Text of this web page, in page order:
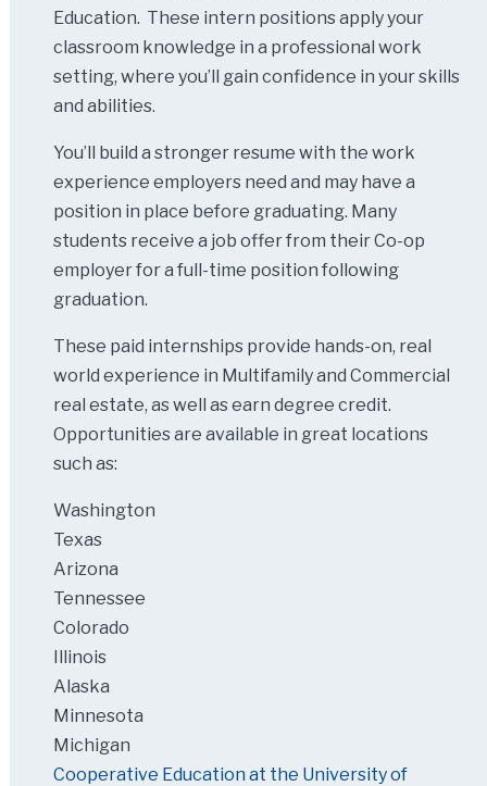
Education. These intern positions apply your
classroom knowledge in a professional work
setting, where you’ll gain confidence in your skills
and abilities.
You’ll build a stronger resume with the work
experience employers need and may have a
position in place before graduating. Many
students receive a job offer from their Co-op
employer for a full-time position following
graduation.
These paid internships provide hands-on, real
world experience in Multifamily and Commercial
real estate, as well as earn degree credit.
Opportunities are available in great locations
such as:
Washington
Texas
Arizona
Tennessee
Colorado
Illinois
Alaska
Minnesota
Michigan
Cooperative Education at the University of